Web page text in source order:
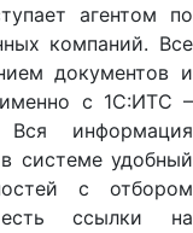
агентом по
компаний. Все
документов и
с 1С:ИТС –
Вся информация
системе удобный
с отбором
ссылки на